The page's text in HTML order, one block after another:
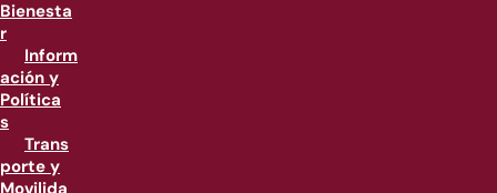
Bienesta
r
Inform
ación y
Política
s
Trans
porte y
Movilida